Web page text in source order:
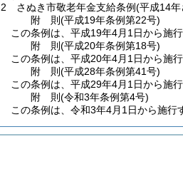
2
さぬき市敬老年金支給条例(平成14
附 則(平成19年条例第22号)
この条例は、平成19年4月1日から施行
附 則(平成20年条例第18号)
この条例は、平成20年4月1日から施行
附 則(平成28年条例第41号)
この条例は、平成29年4月1日から施行
附 則(令和3年条例第4号)
この条例は、令和3年4月1日から施行